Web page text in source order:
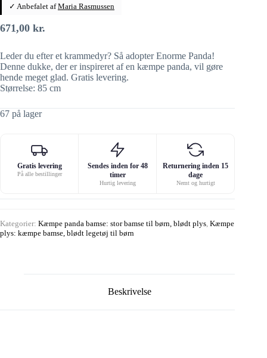
✓ Anbefalet afMaria Rasmussen
671,00 kr.
Leder du efter et krammedyr? Så adopter Enorme Panda!
Denne dukke, der er inspireret af en kæmpe panda, vil gøre
hende meget glad. Gratis levering.
Størrelse: 85 cm
67 på lager
Gratis levering
På alle bestillinger
Sendes inden for 48
timer
Hurtig levering
Returnering inden 15
dage
Nemt og hurtigt
Kategorier: Kæmpe panda bamse: stor bamse til børn, blødt plys Kæmpe
plys: kæmpe bamse, blødt legetøj til børn
Beskrivelse